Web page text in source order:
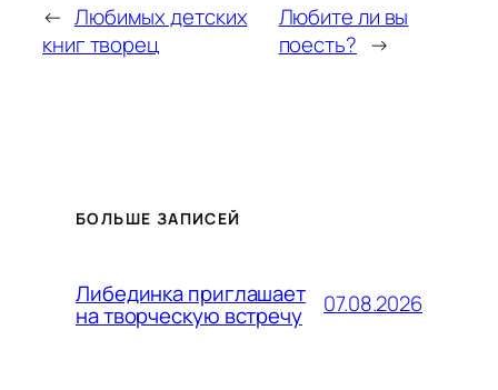
← Любимых детских
книг творец
Любите ли вы
поесть? →
БОЛЬШЕ ЗАПИСЕЙ
Либединка приглашает
на творческую встречу 07.08.2026